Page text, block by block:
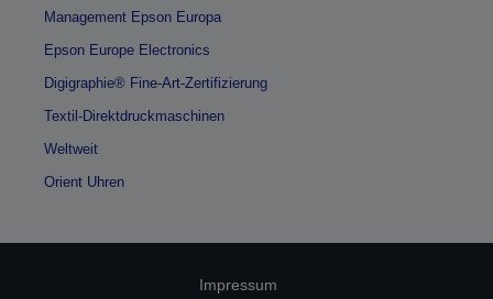
Management Epson Europa
Epson Europe Electronics
Digigraphie® Fine-Art-Zertifizierung
Textil-Direktdruckmaschinen
Weltweit
Orient Uhren
Impressum